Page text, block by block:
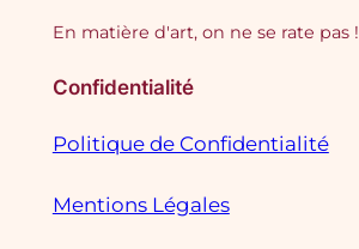
En matière d'art, on ne se rate pas !
Confidentialité
Politique de Confidentialité
Mentions Légales